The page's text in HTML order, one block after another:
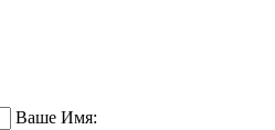
Ваше Имя: